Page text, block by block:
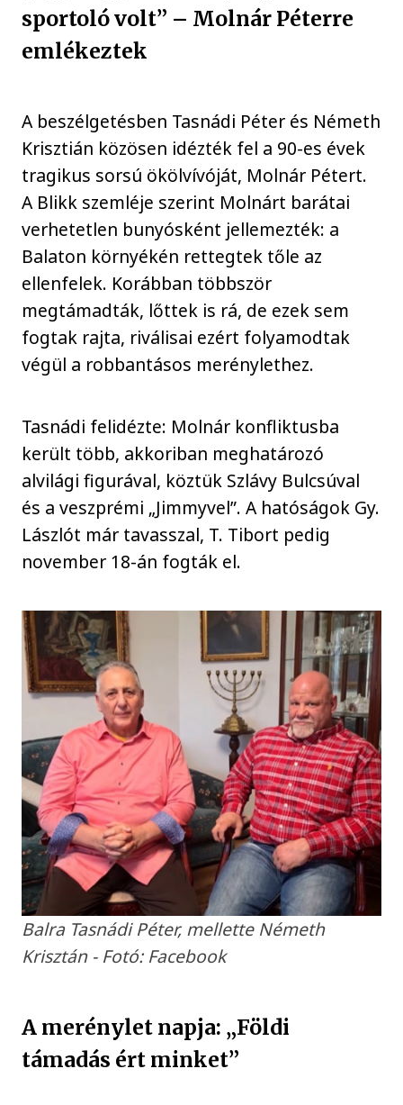
sportoló volt” – Molnár Péterre
emlékeztek
A beszélgetésben Tasnádi Péter és Németh
Krisztián közösen idézték fel a 90-es évek
tragikus sorsú ökölvívóját, Molnár Pétert.
A Blikk szemléje szerint Molnárt barátai
verhetetlen bunyósként jellemezték: a
Balaton környékén rettegtek tőle az
ellenfelek. Korábban többször
megtámadták, lőttek is rá, de ezek sem
fogtak rajta, riválisai ezért folyamodtak
végül a robbantásos merénylethez.
Tasnádi felidézte: Molnár konfliktusba
került több, akkoriban meghatározó
alvilági figurával, köztük Szlávy Bulcsúval
és a veszprémi „Jimmyvel”. A hatóságok Gy.
Lászlót már tavasszal, T. Tibort pedig
november 18-án fogták el.
Balra Tasnádi Péter, mellette Németh
Krisztán - Fotó: Facebook
A merénylet napja: „Földi
támadás ért minket”